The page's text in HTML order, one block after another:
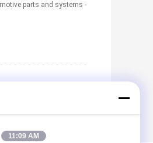
parts and systems -
11:09 AM